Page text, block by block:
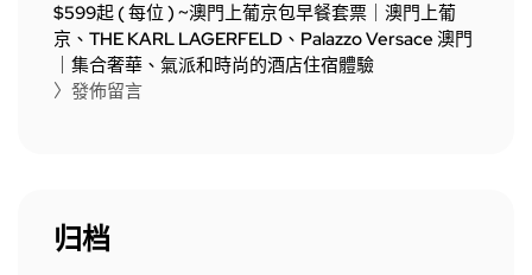
$599起 ( 每位 ) ~澳門上葡京包早餐套票｜澳門上葡
京、THE KARL LAGERFELD、Palazzo Versace 澳門
｜集合奢華、氣派和時尚的酒店住宿體驗
〉發佈留言
归档